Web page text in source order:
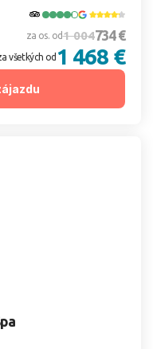
za os. od1 004734 €
všetkých od 1 468 €